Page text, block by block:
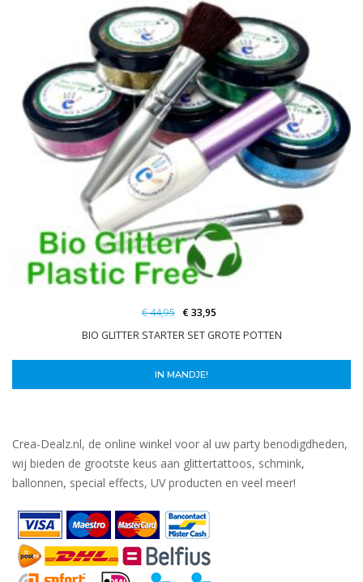
BIO GLITTER STARTER SET GROTE POTTEN
€ 44,95 € 33,95
IN MANDJE!
Crea-Dealz.nl, de online winkel voor al uw party benodigdheden,
wij bieden de grootste keus aan glittertattoos, schmink,
ballonnen, special effects, UV producten en veel meer!